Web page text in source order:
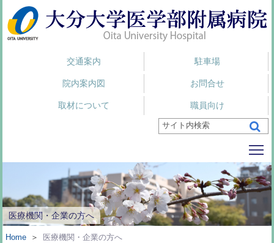
交通案内 駐車場
院内案内図 お問合せ
取材について 職員向け
医療機関・企業の方へ
Home ＞ 医療機関・企業の方へ